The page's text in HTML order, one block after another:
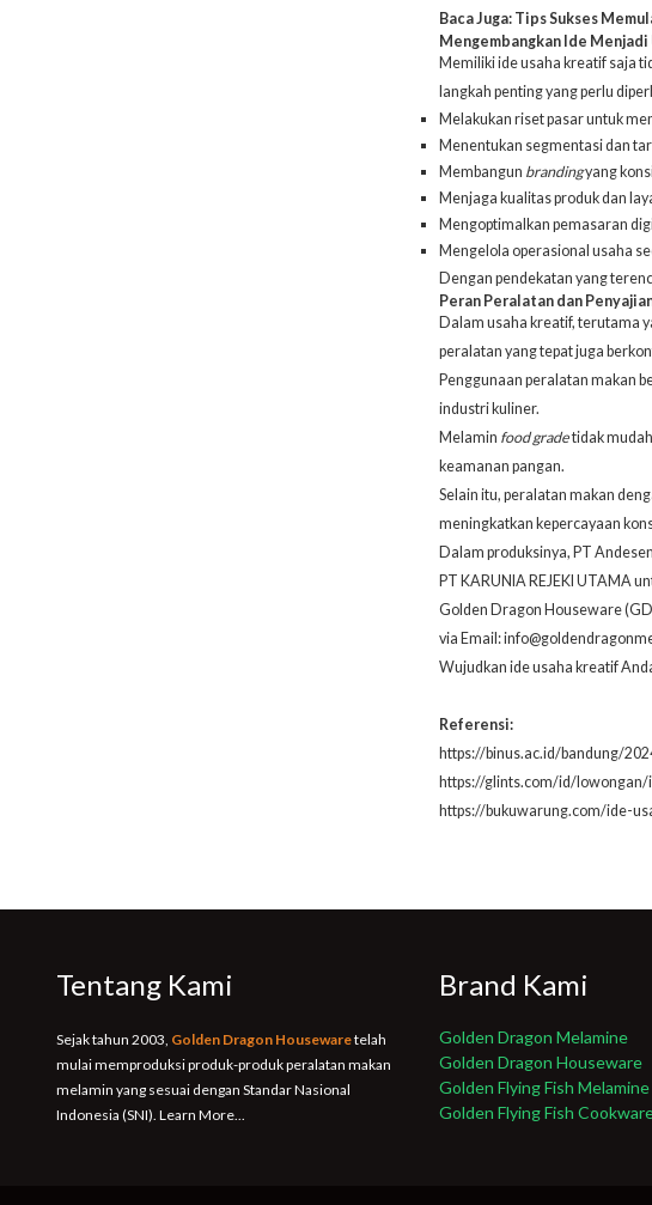
Baca Juga: Tips Sukses
Mengembangkan Ide Menjadi
Memiliki ide usaha kreatif saja
langkah penting yang perlu
Melakukan riset pasar untuk
Menentukan segmentasi dan
Membangun brandingyang
Menjaga kualitas produk dan
Mengoptimalkan pemasaran
Mengelola operasional usaha
Dengan pendekatan yang
Peran Peralatan dan
Dalam usaha kreatif, terutama
peralatan yang tepat juga
Penggunaan peralatan makan
industri kuliner.
Melamin food gradetidak
keamanan pangan.
Selain itu, peralatan makan
meningkatkan kepercayaan
Dalam produksinya, PT
PT KARUNIA REJEKI UTAMA
Golden Dragon Houseware
via Email:
Wujudkan ide usaha kreatif
Referensi:
https://binus.ac.id/bandung/
https://glints.com/id/
https://bukuwarung.com/ide-
Tentang Kami
Sejak tahun 2003, Golden Dragon Housewaretelah
mulai memproduksi produk-produk peralatan makan
melamin yang sesuai dengan Standar Nasional
Indonesia (SNI). Learn More...
Brand Kami
Golden Dragon Melamine
Golden Dragon Houseware
Golden Flying Fish Melamine
Golden Flying Fish